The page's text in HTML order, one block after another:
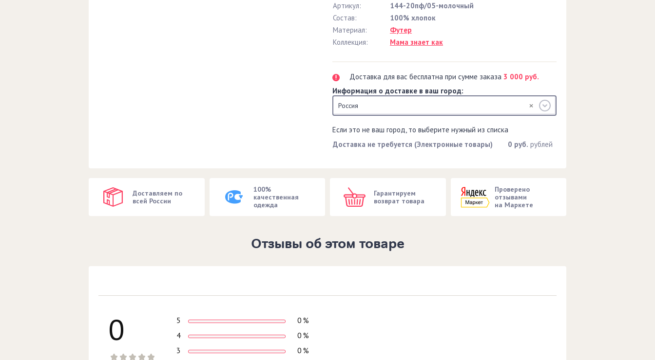
Артикул:
144-20пф/05-молочный
Состав:
100% хлопок
Материал:
Футер
Коллекция:
Мама знает как
Доставка для вас бесплатна при сумме заказа 3 000 руб.
Информация о доставке в ваш город:
Россия
Если это не ваш город, то выберите нужный из списка
Доставка не требуется (Электронные товары)
0 руб. рублей
Доставляем по
всей России
100%
качественная
одежда
Гарантируем
возврат товара
Проверено
отзывами
на Маркете
Отзывы об этом товаре
0 5
0 %
4
0 %
3
0 %